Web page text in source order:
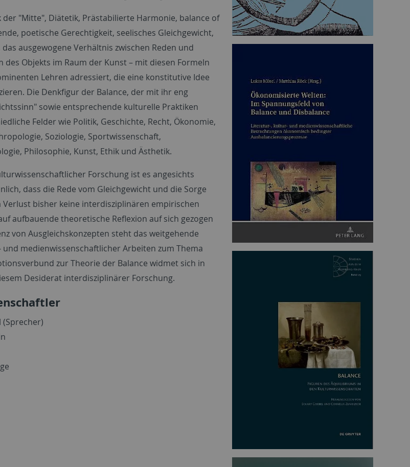
der "Mitte", Diätetik, Prästabilierte Harmonie, balance of
poetische Gerechtigkeit, seelisches Gleichgewicht,
ausgewogene Verhältnis zwischen Reden und
des Objekts im Raum der Kunst – mit diesen Formeln
Lehren adressiert, die eine konstitutive Idee
Die Denkfigur der Balance, der mit ihr eng
sowie entsprechende kulturelle Praktiken
Felder wie Politik, Geschichte, Recht, Ökonomie,
Soziologie, Sportwissenschaft,
Philosophie, Kunst, Ethik und Ästhetik.
Forschung ist es angesichts
dass die Rede vom Gleichgewicht und die Sorge
bisher keine interdisziplinären empirischen
aufbauende theoretische Reflexion auf sich gezogen
von Ausgleichskonzepten steht das weitgehende
und medienwissenschaftlicher Arbeiten zum Thema
zur Theorie der Balance widmet sich in
Desiderat interdisziplinärer Forschung.
(Sprecher)